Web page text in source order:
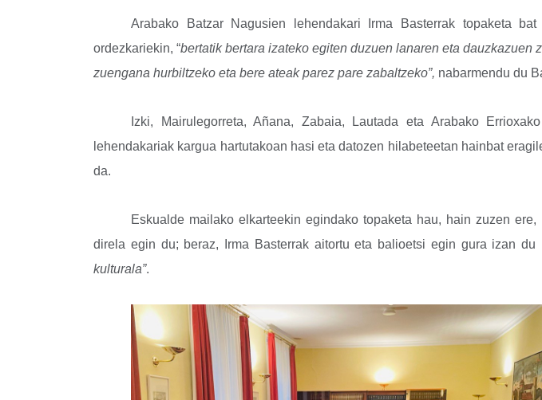
Arabako Batzar Nagusien lehendakari Irma Basterrak topaketa
ordezkariekin, “bertatik bertara izateko egiten duzuen lanaren eta dauzkazuen
zuengana hurbiltzeko eta bere ateak parez pare zabaltzeko”, nabarmendu du
Izki, Mairulegorreta, Añana, Zabaia, Lautada eta Arabako
lehendakariak kargua hartutakoan hasi eta datozen hilabeteetan hainbat
da.
Eskualde mailako elkarteekin egindako topaketa hau, hain zuzen
direla egin du; beraz, Irma Basterrak aitortu eta balioetsi egin gura izan du
kulturala”.